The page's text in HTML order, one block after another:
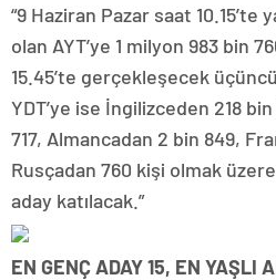
“9 Haziran Pazar saat 10.15’te
olan AYT’ye 1 milyon 983 bin
15.45’te gerçekleşecek
YDT’ye ise İngilizceden 218
717, Almancadan 2 bin 849,
Rusçadan 760 kişi olmak
aday katılacak.”
EN GENÇ ADAY 15, EN YAŞLI